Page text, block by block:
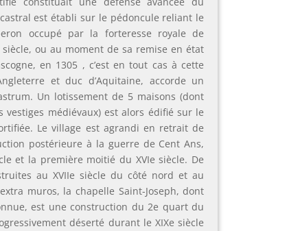
est établi sur le pédoncule reliant le
occupé par la forteresse royale de
ou au moment de sa remise en état
en 1305 , c’est en tout cas à cette
et duc d’Aquitaine, accorde un
Un lotissement de 5 maisons (dont
vestiges médiévaux) est alors édifié sur le
Le village est agrandi en retrait de
postérieure à la guerre de Cent Ans,
et la première moitié du XVIe siècle. De
au XVIIe siècle du côté nord et au
muros, la chapelle Saint-Joseph, dont
est une construction du 2e quart du
déserté durant le XIXe siècle